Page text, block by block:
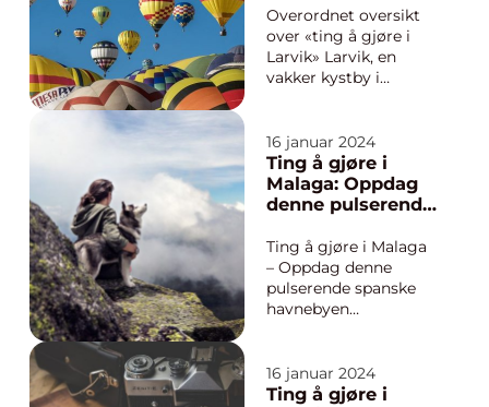
noe hyggeli...
Overordnet oversikt
over «ting å gjøre i
Larvik» Larvik, en
vakker kystby i
eventyrlystne unge
mennesker som søker
nye opplevelser. Fra
naturskjønne
spennende
kulturtilbud og
utendørs...
16 januar 2024
Ting å gjøre i
Malaga: Oppdag
denne pulserende
havnebyen
Ting å gjøre i Malaga
– Oppdag denne
pulserende spanske
havnebyen
havneby på Costa del
Sol-kysten i Sør-
16 januar 2024
Ting å gjøre i